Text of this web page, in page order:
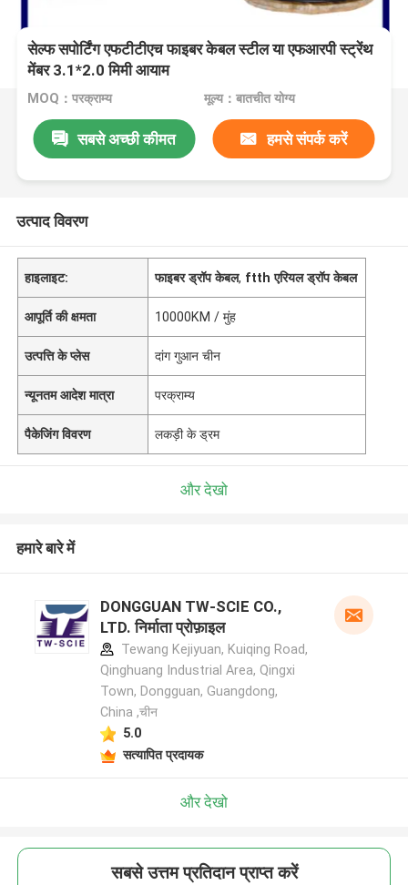
सेल्फ सपोर्टिंग एफटीटीएच फाइबर केबल स्टील या एफआरपी स्ट्रेंथ
मेंबर 3.1*2.0 मिमी आयाम
MOQ：परक्राम्य मूल्य：बातचीत योग्य
सबसे अच्छी कीमत हमसे संपर्क करें
उत्पाद विवरण
हाइलाइट: फाइबर ड्रॉप केबल, ftth एरियल ड्रॉप केबल
आपूर्ति की क्षमता 10000KM / मुंह
उत्पत्ति के प्लेस दांग गुआन चीन
न्यूनतम आदेश मात्रा परक्राम्य
पैकेजिंग विवरण लकड़ी के ड्रम
और देखो
हमारे बारे में
DONGGUAN TW-SCIE CO.,
LTD. निर्माता प्रोफ़ाइल
Tewang Kejiyuan, Kuiqing Road,
Qinghuang Industrial Area, Qingxi
Town, Dongguan, Guangdong,
China ,चीन
5.0
सत्यापित प्रदायक
और देखो
सबसे उत्तम प्रतिदान प्राप्त करें